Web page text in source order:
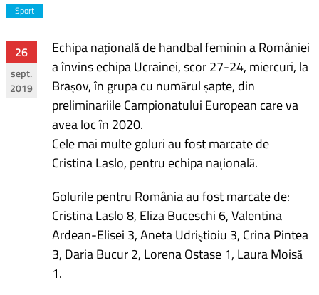
Sport
26
sept.
2019
Echipa națională de handbal feminin a României
a învins echipa Ucrainei, scor 27-24, miercuri, la
Brașov, în grupa cu numărul șapte, din
preliminariile Campionatului European care va
avea loc în 2020.
Cele mai multe goluri au fost marcate de
Cristina Laslo, pentru echipa națională.
Golurile pentru România au fost marcate de:
Cristina Laslo 8, Eliza Buceschi 6, Valentina
Ardean-Elisei 3, Aneta Udriştioiu 3, Crina Pintea
3, Daria Bucur 2, Lorena Ostase 1, Laura Moisă
1.
Navigare
în
articole